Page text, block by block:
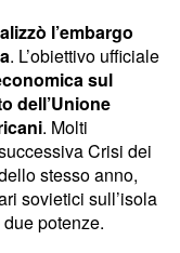
l’embargo
. L’obiettivo ufficiale
sul
dell’Unione
. Molti
Crisi dei
stesso anno,
sovietici sull’isola
potenze.